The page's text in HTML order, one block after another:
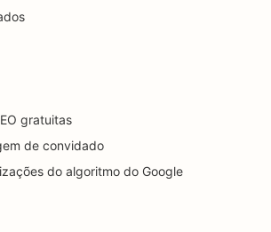
de limpeza
Cafés
de peeling químico
gratuitas
de convidado
do algoritmo do Google